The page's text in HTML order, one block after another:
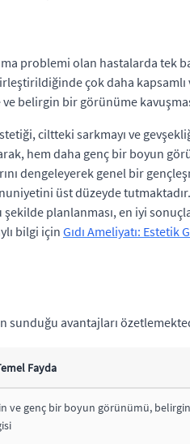
problemi olan hastalarda tek
çok daha kapsamlı
belirgin bir görünüme
ciltteki sarkmayı ve
hem daha genç bir boyun
dengeleyerek genel bir
üst düzeyde
şekilde planlanması, en iyi
bilgi için Gıdı Ameliyatı:
sunduğu avantajları
Fayda
ve genç bir boyun görünümü, belirgin